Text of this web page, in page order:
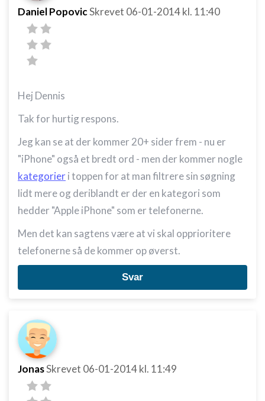
Daniel PopovicSkrevet 06-01-2014kl. 11:40
Hej Dennis
Tak for hurtig respons.
Jeg kan se at der kommer 20+ sider frem - nu er
"iPhone" også et bredt ord - men der kommer nogle
kategorieri toppen for at man filtrere sin søgning
lidt mere og deriblandt er der en kategori som
hedder "Apple iPhone" som er telefonerne.
Men det kan sagtens være at vi skal opprioritere
telefonerne så de kommer op øverst.
Svar
JonasSkrevet 06-01-2014kl. 11:49